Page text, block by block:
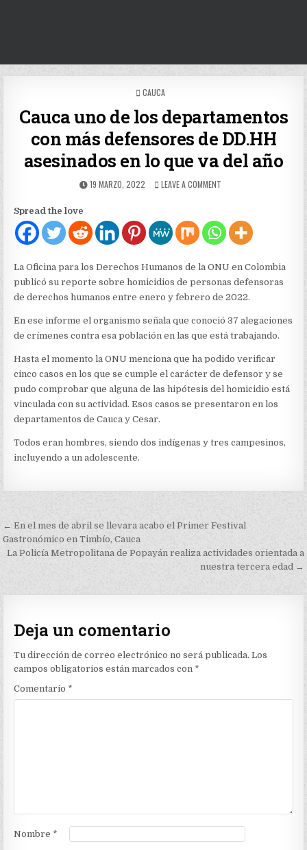
POSTED
CAUCA
Cauca uno de los departamentos
con más defensores de DD.HH
asesinados en lo que va del año
PUBLISHED
19 MARZO, 2022 LEAVE A COMMENTON
LOS
DEPARTAMENTOS
MÁS
DEFENSORES
DE
DD.HH
EN
LO
VA
DEL
Spread the love
La Oficina para los Derechos Humanos de la ONU en Colombia
publicó su reporte sobre homicidios de personas defensoras
de derechos humanos entre enero y febrero de 2022.
En ese informe el organismo señala que conoció 37 alegaciones
de crímenes contra esa población en las que está trabajando.
Hasta el momento la ONU menciona que ha podido verificar
cinco casos en los que se cumple el carácter de defensor y se
pudo comprobar que alguna de las hipótesis del homicidio está
vinculada con su actividad. Esos casos se presentaron en los
departamentos de Cauca y Cesar.
Todos eran hombres, siendo dos indígenas y tres campesinos,
incluyendo a un adolescente.
Navegación
de
entradas
← En el mes de abril se llevara acabo el Primer Festival
Gastronómico en Timbío, Cauca
La Policía Metropolitana de Popayán realiza actividades orientada a
nuestra tercera edad →
Deja un comentario
Tu dirección de correo electrónico no será publicada. Los
campos obligatorios están marcados con *
Comentario *
Nombre *